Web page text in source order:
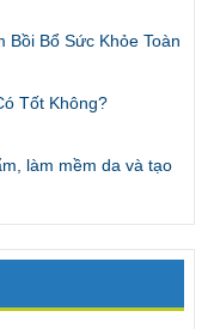
ơn chương trình”
có thể kéo dài thời
đây mà không hề
thể có thời gian để
cần phải vội vàng
khuyên là phải tập
trình.”
Cương., Bắc Giang
Bồi Bổ Sức Khỏe Toàn
Tốt Không?
làm mềm da và tạo